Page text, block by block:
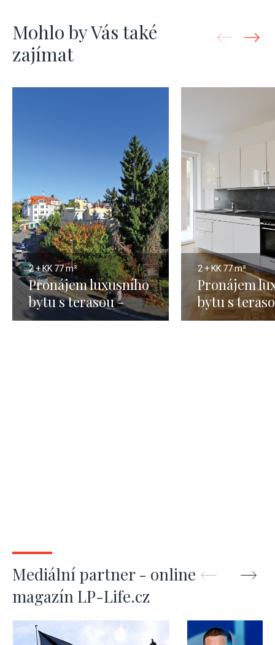
Mohlo by Vás také
zajímat
2 + KK 77 m²
Pronájem luxusního
bytu s terasou -
Praha 5 - 77m
2 + KK77 m²
Pronájem
bytu s
Praha 5 -
Mediální partner - online
magazín LP-Life.cz